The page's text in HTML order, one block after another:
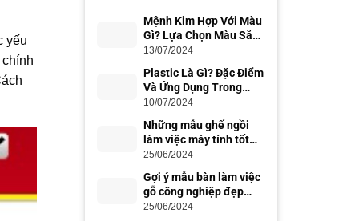
yếu
Mệnh Kim Hợp Với Màu
Gì? Lựa Chọn Màu Sắc
Phong Thủy
13/07/2024
Plastic Là Gì? Đặc Điểm
Và Ứng Dụng Trong
Cuộc Sống
10/07/2024
Những mẫu ghế ngồi
làm việc máy tính tốt
nhất cho dân văn phòng
25/06/2024
Gợi ý mẫu bàn làm việc
gỗ công nghiệp đẹp
hiện đại
25/06/2024